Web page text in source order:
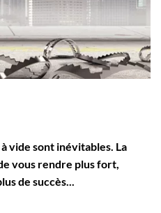
à vide sont inévitables. La
vous rendre plus fort,
de succès...